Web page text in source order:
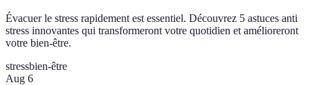
Évacuer le stress rapidement est essentiel. Découvrez 5 astuces anti
stress innovantes qui transformeront votre quotidien et amélioreront
votre bien-être.
stressbien-être
Aug 6